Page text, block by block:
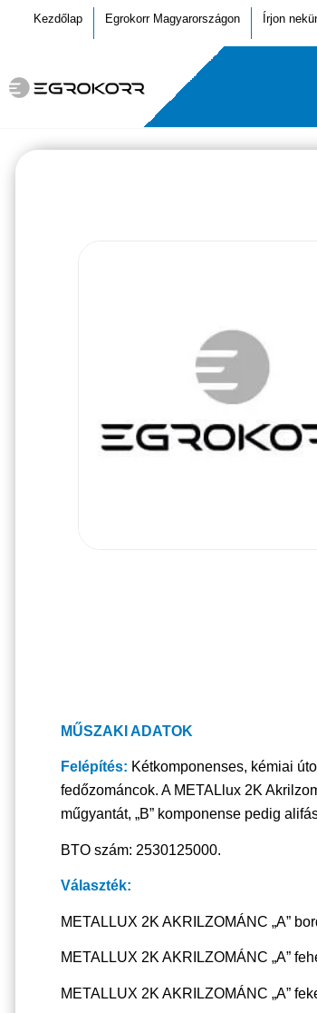
Kezdőlap Egrokorr Magyarországon Írjon
MŰSZAKI ADATOK
Felépítés: Kétkomponenses, kémiai
fedőzománcok. A METALlux 2K
műgyantát, „B” komponense pedig
BTO szám: 2530125000.
Választék:
METALLUX 2K AKRILZOMÁNC „A”
METALLUX 2K AKRILZOMÁNC „A”
METALLUX 2K AKRILZOMÁNC „A”